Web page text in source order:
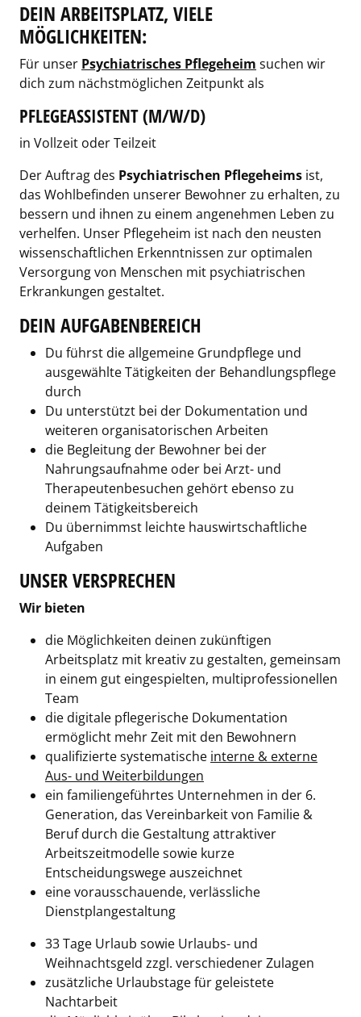
DEIN ARBEITSPLATZ, VIELE
MÖGLICHKEITEN:
Für unser Psychiatrisches Pflegeheim suchen wir
dich zum nächstmöglichen Zeitpunkt als
PFLEGEASSISTENT (M/W/D)
in Vollzeit oder Teilzeit
Der Auftrag des Psychiatrischen Pflegeheims ist,
das Wohlbefinden unserer Bewohner zu erhalten, zu
bessern und ihnen zu einem angenehmen Leben zu
verhelfen. Unser Pflegeheim ist nach den neusten
wissenschaftlichen Erkenntnissen zur optimalen
Versorgung von Menschen mit psychiatrischen
Erkrankungen gestaltet.
DEIN AUFGABENBEREICH
Du führst die allgemeine Grundpflege und
ausgewählte Tätigkeiten der Behandlungspflege
durch
Du unterstützt bei der Dokumentation und
weiteren organisatorischen Arbeiten
die Begleitung der Bewohner bei der
Nahrungsaufnahme oder bei Arzt- und
Therapeutenbesuchen gehört ebenso zu
deinem Tätigkeitsbereich
Du übernimmst leichte hauswirtschaftliche
Aufgaben
UNSER VERSPRECHEN
Wir bieten
die Möglichkeiten deinen zukünftigen
Arbeitsplatz mit kreativ zu gestalten, gemeinsam
in einem gut eingespielten, multiprofessionellen
Team
die digitale pflegerische Dokumentation
ermöglicht mehr Zeit mit den Bewohnern
qualifizierte systematische interne & externe
Aus- und Weiterbildungen
ein familiengeführtes Unternehmen in der 6.
Generation, das Vereinbarkeit von Familie &
Beruf durch die Gestaltung attraktiver
Arbeitszeitmodelle sowie kurze
Entscheidungswege auszeichnet
eine vorausschauende, verlässliche
Dienstplangestaltung
33 Tage Urlaub sowie Urlaubs- und
Weihnachtsgeld zzgl. verschiedener Zulagen
zusätzliche Urlaubstage für geleistete
Nachtarbeit